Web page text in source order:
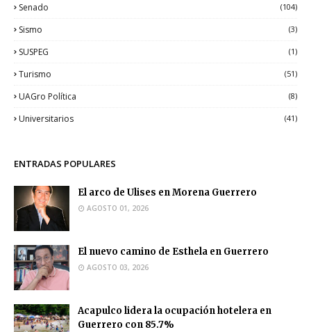
Senado (104)
Sismo (3)
SUSPEG (1)
Turismo (51)
UAGro Política (8)
Universitarios (41)
ENTRADAS POPULARES
El arco de Ulises en Morena Guerrero
AGOSTO 01, 2026
El nuevo camino de Esthela en Guerrero
AGOSTO 03, 2026
Acapulco lidera la ocupación hotelera en
Guerrero con 85.7%